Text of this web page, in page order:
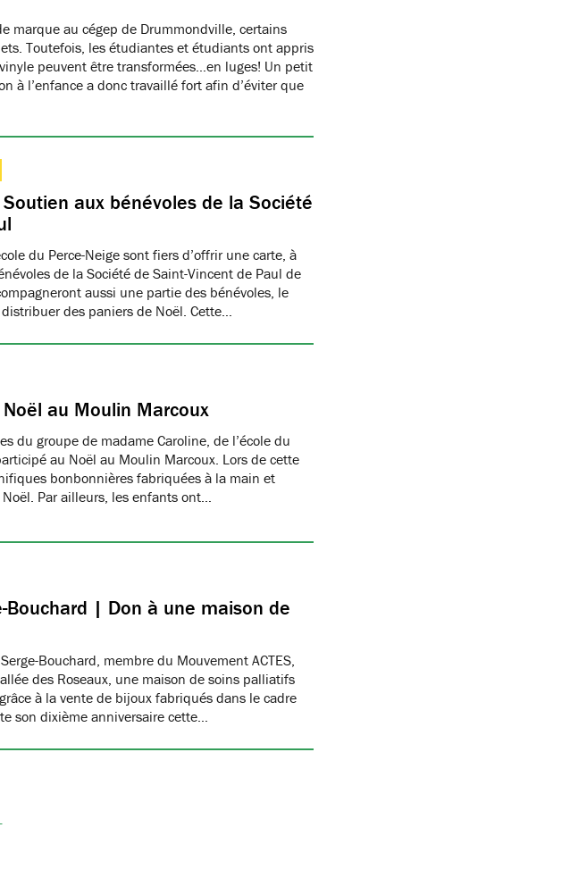
marque au cégep de Drummondville, certains
Toutefois, les étudiantes et étudiants ont appris
peuvent être transformées…en luges! Un petit
à l’enfance a donc travaillé fort afin d’éviter que
aux bénévoles de la Société
du Perce-Neige sont fiers d’offrir une carte, à
de la Société de Saint-Vincent de Paul de
aussi une partie des bénévoles, le
des paniers de Noël. Cette…
au Moulin Marcoux
du groupe de madame Caroline, de l’école du
au Noël au Moulin Marcoux. Lors de cette
bonbonnières fabriquées à la main et
Par ailleurs, les enfants ont…
Bouchard | Don à une maison de
Bouchard, membre du Mouvement ACTES,
des Roseaux, une maison de soins palliatifs
à la vente de bijoux fabriqués dans le cadre
son dixième anniversaire cette…